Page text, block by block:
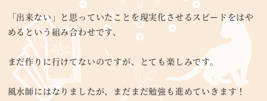
「出来ない」と思っていたことを現実化させるスピードをはや
めるという組み合わせです、
まだ作りに行けてないのですが、とても楽しみです。
風水師にはなりましたが、まだまだ勉強も進めていきます！